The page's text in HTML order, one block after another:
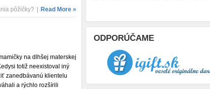
pôžičky? Read More »
na dlhšej materskej
totiž neexistoval iný
zanedbávanú klientelu
a rýchlo rozšírili
ODPORÚČAME